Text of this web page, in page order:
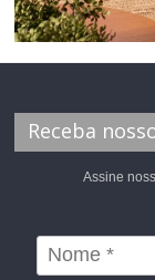
Receba
Assine